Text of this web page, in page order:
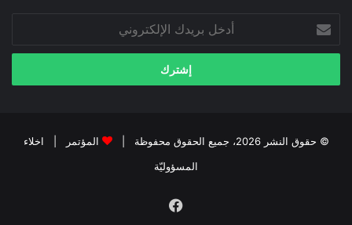
بريدك
الإلكتروني
© حقوق النشر 2026، جميع الحقوق محفوظة | المؤتمر
اخلاء
المسؤوليّة
فيسبوك